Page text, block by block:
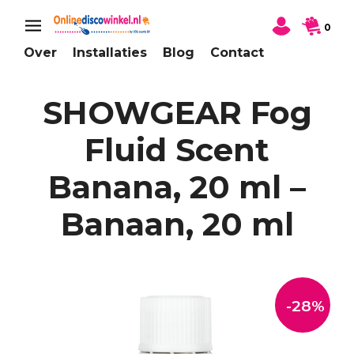
Over Installaties Blog Contact
0
SHOWGEAR Fog
Fluid Scent
Banana, 20 ml –
Banaan, 20 ml
-28%